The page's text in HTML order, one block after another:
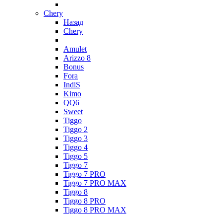
Chery
Назад
Chery
Amulet
Arizzo 8
Bonus
Fora
IndiS
Kimo
QQ6
Sweet
Tiggo
Tiggo 2
Tiggo 3
Tiggo 4
Tiggo 5
Tiggo 7
Tiggo 7 PRO
Tiggo 7 PRO MAX
Tiggo 8
Tiggo 8 PRO
Tiggo 8 PRO MAX